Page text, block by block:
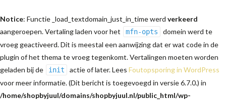
Notice: Functie _load_textdomain_just_in_time werd verkeerd
aangeroepen. Vertaling laden voor het
mfn-opts
domein werd te
vroeg geactiveerd. Dit is meestal een aanwijzing dat er wat code in de
plugin of het thema te vroeg tegenkomt. Vertalingen moeten worden
geladen bij de
init actie of later. Lees Foutopsporing in WordPress
voor meer informatie. (Dit bericht is toegevoegd in versie 6.7.0.) in
/home/shopbyjuul/domains/shopbyjuul.nl/public_html/wp-